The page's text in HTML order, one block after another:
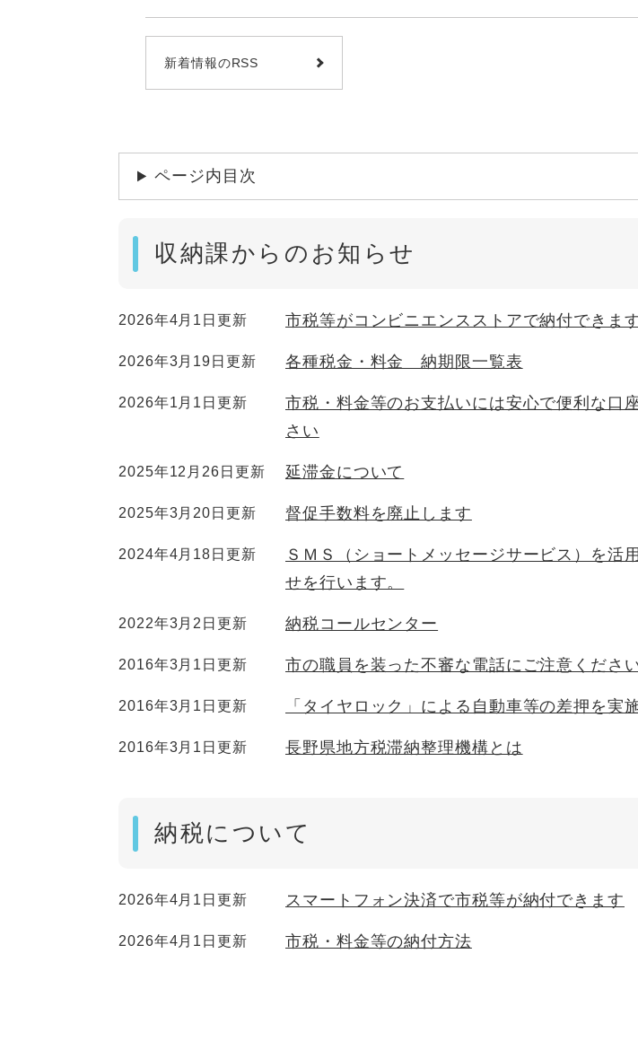
新着情報のRSS
ページ内目次
収納課からのお知らせ
2026年4月1日更新 市税等がコンビニエンスストアで納付できま
2026年3月19日更新 各種税金・料金 納期限一覧表
2026年1月1日更新
市税・料金等のお支払いには安心で便利な口
さい
2025年12月26日更新 延滞金について
2025年3月20日更新 督促手数料を廃止します
2024年4月18日更新
ＳＭＳ（ショートメッセージサービス）を活
せを行います。
2022年3月2日更新 納税コールセンター
2016年3月1日更新 市の職員を装った不審な電話にご注意くださ
2016年3月1日更新 「タイヤロック」による自動車等の差押を実
2016年3月1日更新 長野県地方税滞納整理機構とは
納税について
2026年4月1日更新 スマートフォン決済で市税等が納付できます
2026年4月1日更新 市税・料金等の納付方法